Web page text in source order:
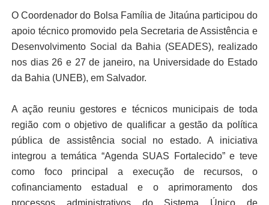
O Coordenador do Bolsa Família de Jitaúna participou do
apoio técnico promovido pela Secretaria de Assistência e
Desenvolvimento Social da Bahia (SEADES), realizado
nos dias 26 e 27 de janeiro, na Universidade do Estado
da Bahia (UNEB), em Salvador.
A ação reuniu gestores e técnicos municipais de toda
região com o objetivo de qualificar a gestão da política
pública de assistência social no estado. A iniciativa
integrou a temática “Agenda SUAS Fortalecido” e teve
como foco principal a execução de recursos, o
cofinanciamento estadual e o aprimoramento dos